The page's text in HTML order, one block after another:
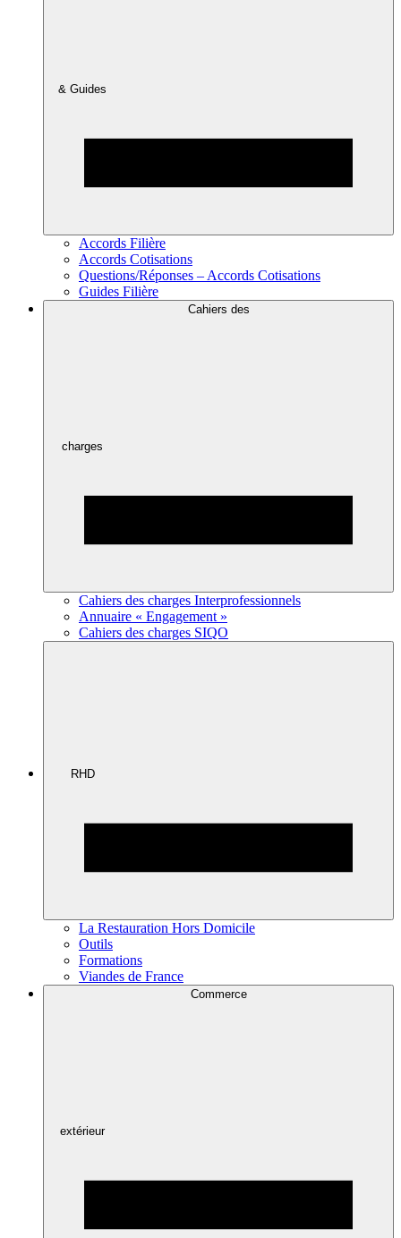
& Guides
Accords Filière
Accords Cotisations
Questions/Réponses – Accords Cotisations
Guides Filière
Cahiers des
charges
Cahiers des charges Interprofessionnels
Annuaire « Engagement »
Cahiers des charges SIQO
RHD
La Restauration Hors Domicile
Outils
Formations
Viandes de France
Commerce
extérieur